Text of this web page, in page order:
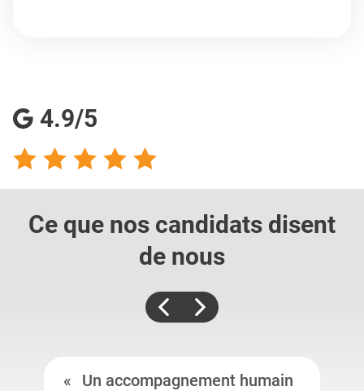
4.9/5
Ce que nos candidats disent
de nous
Un accompagnement humain